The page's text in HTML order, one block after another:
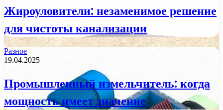
Жироуловители: незаменимое решение
для чистоты канализации
Разное
19.04.2025
Промышленный измельчитель: когда
мощность имеет значение